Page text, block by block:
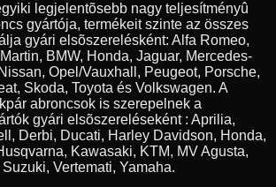
legjelentõsebb nagy teljesítményû
gyártója, termékeit szinte az összes
gyári elsõszerelésként: Alfa Romeo,
BMW, Honda, Jaguar, Mercedes-
Opel/Vauxhall, Peugeot, Porsche,
Skoda, Toyota és Volkswagen. A
abroncsok is szerepelnek a
gyári elsõszereléseként : Aprilia,
Derbi, Ducati, Harley Davidson, Honda,
Kawasaki, KTM, MV Agusta,
Vertemati, Yamaha.